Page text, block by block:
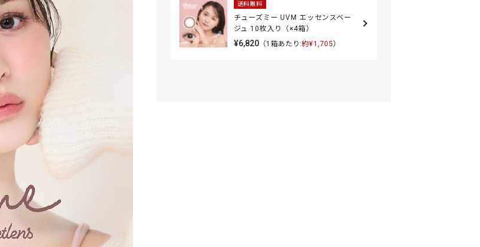
送料無料
チューズミー UVM エッセンスベー
ジュ 10枚入り（×4箱）
¥6,820（1箱あたり:約¥1,705）